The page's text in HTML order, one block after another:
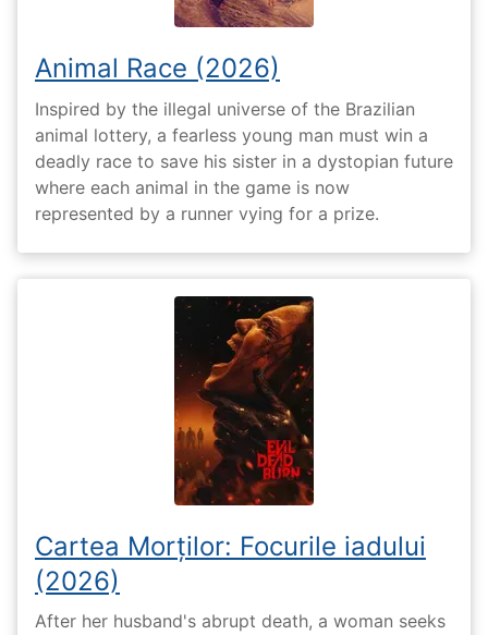
Animal Race (2026)
Inspired by the illegal universe of the Brazilian
animal lottery, a fearless young man must win a
deadly race to save his sister in a dystopian future
where each animal in the game is now
represented by a runner vying for a prize.
Cartea Morților: Focurile iadului
(2026)
After her husband's abrupt death, a woman seeks